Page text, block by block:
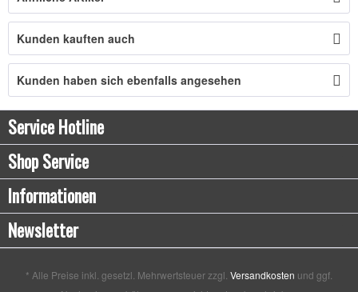
Kunden kauften auch
Kunden haben sich ebenfalls angesehen
Service Hotline
Shop Service
Informationen
Newsletter
* Alle Preise inkl. gesetzl. Mehrwertsteuer zzgl. Versandkosten und ggf.